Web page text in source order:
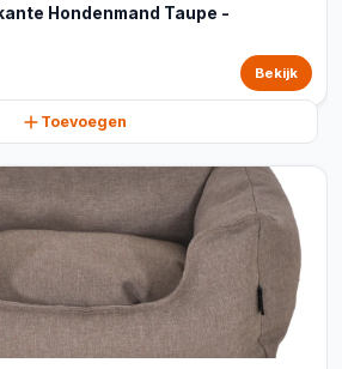
Hondenmand Taupe -
Bekijk
Toevoegen